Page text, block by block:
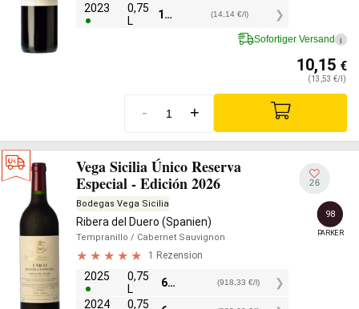
2023
0,75
L
10,60 (14,14 €/l)
Sofortiger Versand i
10,15 €
(13,53 €/l)
- +
Vega Sicilia Único Reserva
Especial - Edición 2026
Bodegas Vega Sicilia
Ribera del Duero (Spanien)
Tempranillo / Cabernet Sauvignon
1 Rezension
2025
0,75
L
688,75 (918,33 €/l)
2024
0,75
26
98
PARKER